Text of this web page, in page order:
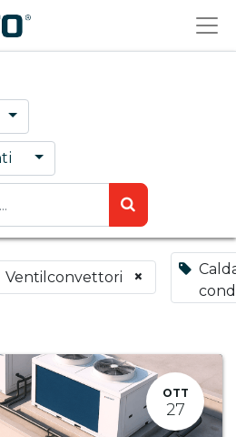
Ventilconvettori ×
OTT
27